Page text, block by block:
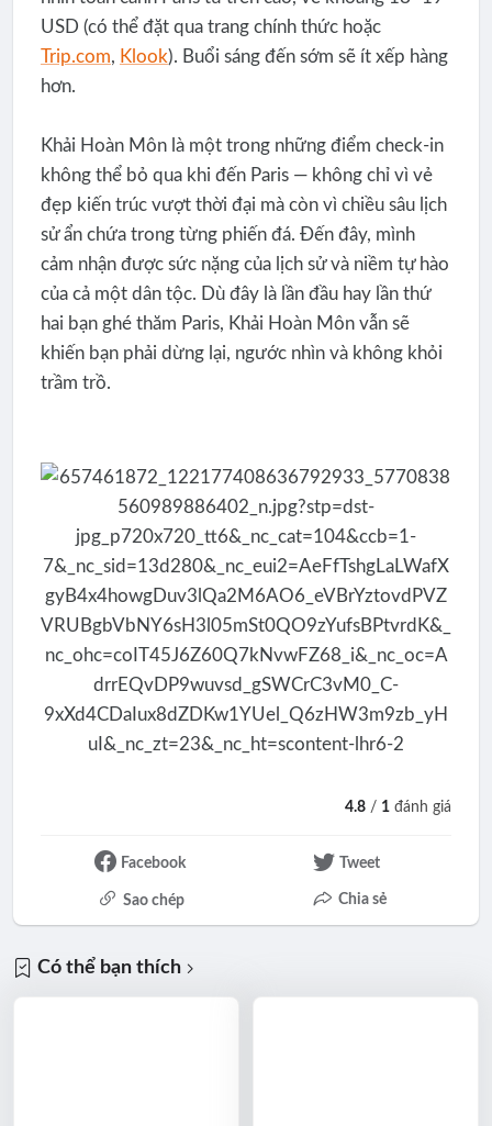
USD (có thể đặt qua trang chính thức hoặc
Trip.com, Klook). Buổi sáng đến sớm sẽ ít xếp hàng
hơn.
Khải Hoàn Môn là một trong những điểm check-in
không thể bỏ qua khi đến Paris — không chỉ vì vẻ
đẹp kiến trúc vượt thời đại mà còn vì chiều sâu lịch
sử ẩn chứa trong từng phiến đá. Đến đây, mình
cảm nhận được sức nặng của lịch sử và niềm tự hào
của cả một dân tộc. Dù đây là lần đầu hay lần thứ
hai bạn ghé thăm Paris, Khải Hoàn Môn vẫn sẽ
khiến bạn phải dừng lại, ngước nhìn và không khỏi
trầm trồ.
4.8 / 1 đánh giá
Facebook Tweet
Sao chép Chia sẻ
Có thể bạn thích